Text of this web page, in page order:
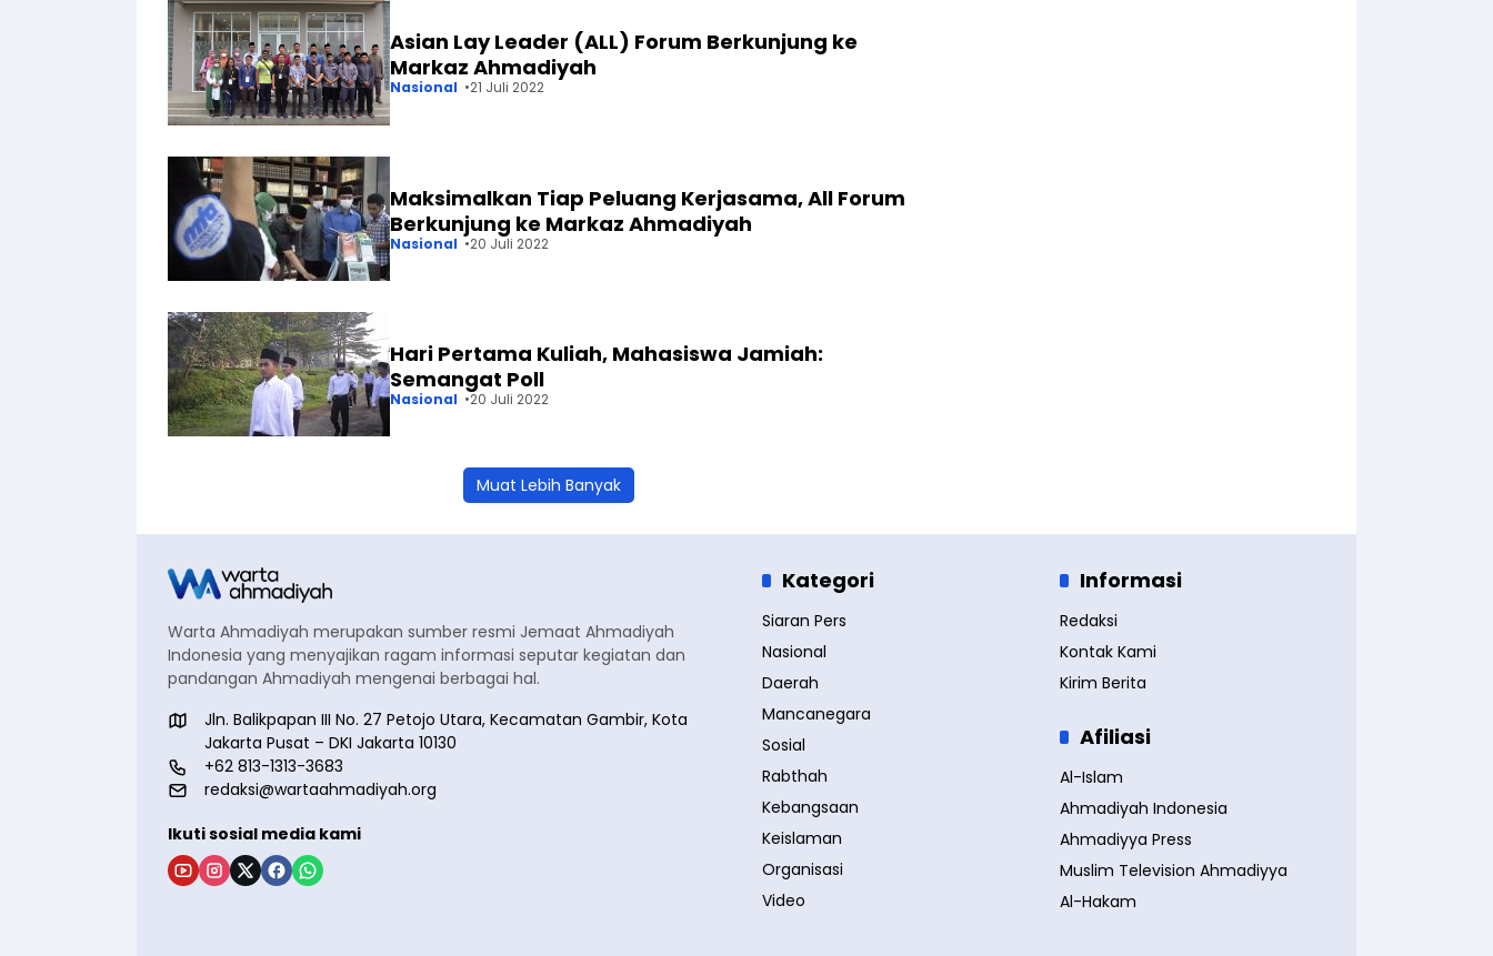
Asian Lay Leader (ALL) Forum Berkunjung ke
Markaz Ahmadiyah
Nasional 21 Juli 2022
Maksimalkan Tiap Peluang Kerjasama, All Forum
Berkunjung ke Markaz Ahmadiyah
Nasional 20 Juli 2022
Hari Pertama Kuliah, Mahasiswa Jamiah:
Semangat Poll
Nasional 20 Juli 2022
Muat Lebih Banyak
Warta Ahmadiyah merupakan sumber resmi Jemaat Ahmadiyah
Indonesia yang menyajikan ragam informasi seputar kegiatan dan
pandangan Ahmadiyah mengenai berbagai hal.
Jln. Balikpapan III No. 27 Petojo Utara, Kecamatan Gambir, Kota
Jakarta Pusat – DKI Jakarta 10130
+62 813-1313-3683
redaksi@wartaahmadiyah.org
Ikuti sosial media kami
Kategori
Siaran Pers
Nasional
Daerah
Mancanegara
Sosial
Rabthah
Kebangsaan
Keislaman
Organisasi
Video
Informasi
Redaksi
Kontak Kami
Kirim Berita
Afiliasi
Al-Islam
Ahmadiyah Indonesia
Ahmadiyya Press
Muslim Television Ahmadiyya
Al-Hakam